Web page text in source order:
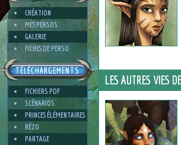
CRÉATION
MES PERSOS
GALERIE
FICHES DE PERSO
TÉLÉCHARGEMENTS
FICHIERS PDF
SCÉNARIOS
PRINCES ÉLÉMENTAIRES
RÉZO
PARTAGE
LES AUTRES VIES